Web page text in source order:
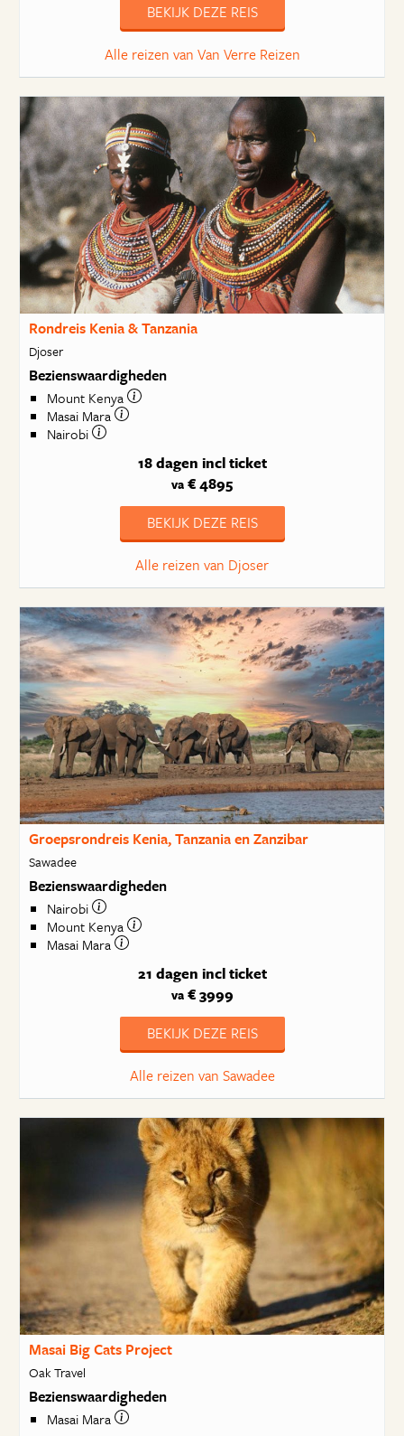
BEKIJK DEZE REIS
Alle reizen van Van Verre Reizen
Rondreis Kenia & Tanzania
Djoser
Bezienswaardigheden
Mount Kenya
Masai Mara
Nairobi
18 dagen incl ticket
va € 4895
BEKIJK DEZE REIS
Alle reizen van Djoser
Groepsrondreis Kenia, Tanzania en Zanzibar
Sawadee
Bezienswaardigheden
Nairobi
Mount Kenya
Masai Mara
21 dagen incl ticket
va€ 3999
BEKIJK DEZE REIS
Alle reizen van Sawadee
Masai Big Cats Project
Oak Travel
Bezienswaardigheden
Masai Mara